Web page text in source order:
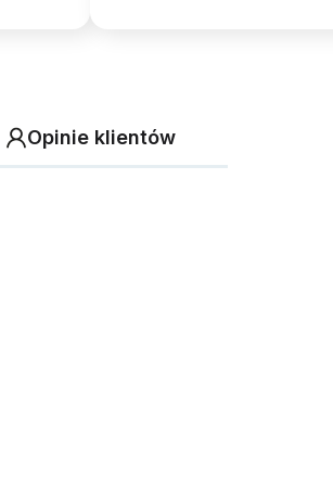
Opinie klientów